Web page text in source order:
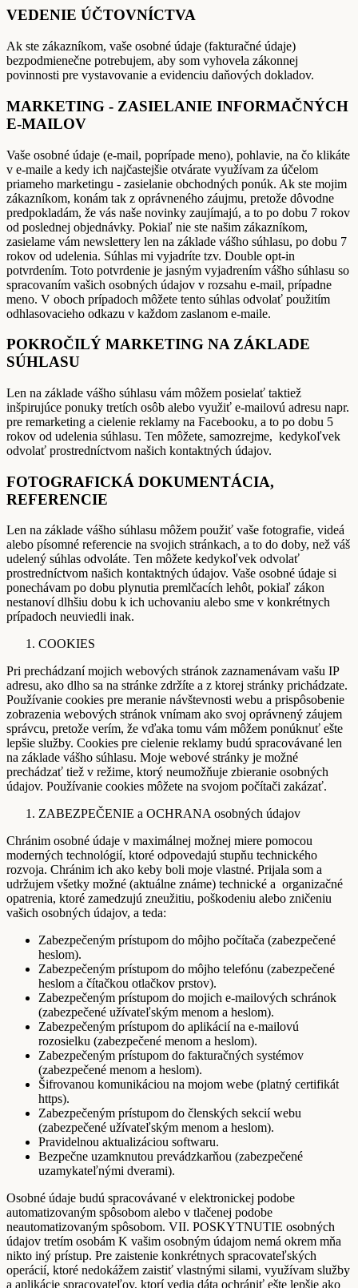
VEDENIE ÚČTOVNÍCTVA
Ak ste zákazníkom, vaše osobné údaje (fakturačné údaje)
bezpodmienečne potrebujem, aby som vyhovela zákonnej
povinnosti pre vystavovanie a evidenciu daňových dokladov.
MARKETING - ZASIELANIE INFORMAČNÝCH
E-MAILOV
Vaše osobné údaje (e-mail, poprípade meno), pohlavie, na čo klikáte
v e-maile a kedy ich najčastejšie otvárate využívam za účelom
priameho marketingu - zasielanie obchodných ponúk. Ak ste mojim
zákazníkom, konám tak z oprávneného záujmu, pretože dôvodne
predpokladám, že vás naše novinky zaujímajú, a to po dobu 7 rokov
od poslednej objednávky. Pokiaľ nie ste našim zákazníkom,
zasielame vám newslettery len na základe vášho súhlasu, po dobu 7
rokov od udelenia. Súhlas mi vyjadríte tzv. Double opt-in
potvrdením. Toto potvrdenie je jasným vyjadrením vášho súhlasu so
spracovaním vašich osobných údajov v rozsahu e-mail, prípadne
meno. V oboch prípadoch môžete tento súhlas odvolať použitím
odhlasovacieho odkazu v každom zaslanom e-maile.
POKROČILÝ MARKETING NA ZÁKLADE
SÚHLASU
Len na základe vášho súhlasu vám môžem posielať taktiež
inšpirujúce ponuky tretích osôb alebo využiť e-mailovú adresu napr.
pre remarketing a cielenie reklamy na Facebooku, a to po dobu 5
rokov od udelenia súhlasu. Ten môžete, samozrejme, kedykoľvek
odvolať prostredníctvom našich kontaktných údajov.
FOTOGRAFICKÁ DOKUMENTÁCIA,
REFERENCIE
Len na základe vášho súhlasu môžem použiť vaše fotografie, videá
alebo písomné referencie na svojich stránkach, a to do doby, než váš
udelený súhlas odvoláte. Ten môžete kedykoľvek odvolať
prostredníctvom našich kontaktných údajov. Vaše osobné údaje si
ponechávam po dobu plynutia premlčacích lehôt, pokiaľ zákon
nestanoví dlhšiu dobu k ich uchovaniu alebo sme v konkrétnych
prípadoch neuviedli inak.
COOKIES
Pri prechádzaní mojich webových stránok zaznamenávam vašu IP
adresu, ako dlho sa na stránke zdržíte a z ktorej stránky prichádzate.
Používanie cookies pre meranie návštevnosti webu a prispôsobenie
zobrazenia webových stránok vnímam ako svoj oprávnený záujem
správcu, pretože verím, že vďaka tomu vám môžem ponúknuť ešte
lepšie služby. Cookies pre cielenie reklamy budú spracovávané len
na základe vášho súhlasu. Moje webové stránky je možné
prechádzať tiež v režime, ktorý neumožňuje zbieranie osobných
údajov. Používanie cookies môžete na svojom počítači zakázať.
ZABEZPEČENIE a OCHRANA osobných údajov
Chránim osobné údaje v maximálnej možnej miere pomocou
moderných technológií, ktoré odpovedajú stupňu technického
rozvoja. Chránim ich ako keby boli moje vlastné. Prijala som a
udržujem všetky možné (aktuálne známe) technické a organizačné
opatrenia, ktoré zamedzujú zneužitiu, poškodeniu alebo zničeniu
vašich osobných údajov, a teda:
Zabezpečeným prístupom do môjho počítača (zabezpečené
heslom).
Zabezpečeným prístupom do môjho telefónu (zabezpečené
heslom a čítačkou otlačkov prstov).
Zabezpečeným prístupom do mojich e-mailových schránok
(zabezpečené užívateľským menom a heslom).
Zabezpečeným prístupom do aplikácií na e-mailovú
rozosielku (zabezpečené menom a heslom).
Zabezpečeným prístupom do fakturačných systémov
(zabezpečené menom a heslom).
Šifrovanou komunikáciou na mojom webe (platný certifikát
https).
Zabezpečeným prístupom do členských sekcií webu
(zabezpečené užívateľským menom a heslom).
Pravidelnou aktualizáciou softwaru.
Bezpečne uzamknutou prevádzkarňou (zabezpečené
uzamykateľnými dverami).
Osobné údaje budú spracovávané v elektronickej podobe
automatizovaným spôsobom alebo v tlačenej podobe
neautomatizovaným spôsobom. VII. POSKYTNUTIE osobných
údajov tretím osobám K vašim osobným údajom nemá okrem mňa
nikto iný prístup. Pre zaistenie konkrétnych spracovateľských
operácií, ktoré nedokážem zaistiť vlastnými silami, využívam služby
a aplikácie spracovateľov, ktorí vedia dáta ochrániť ešte lepšie ako